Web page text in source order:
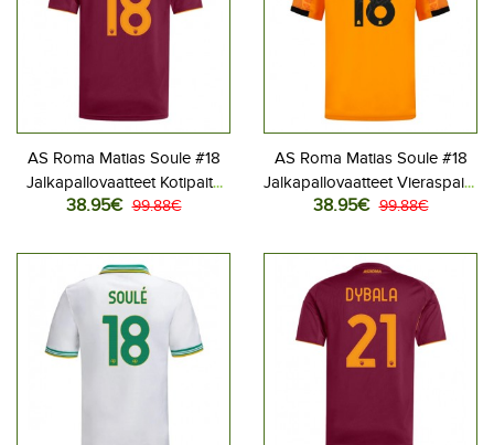
AS Roma Matias Soule #18
Jalkapallovaatteet Kotipaita
2025-26 Lyhythihainen
38.95€ 99.88€
AS Roma Matias Soule #18
Jalkapallovaatteet Vieraspaita
2025-26 Lyhythihainen
38.95€ 99.88€